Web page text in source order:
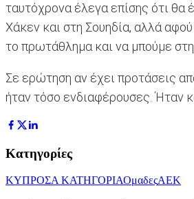
ταυτόχρονα έλεγα επίσης ότι θα
Χάκεν και στη Σουηδία, αλλά
το πρωτάθλημα και να μπούμε
Σε ερώτηση αν έχει προτάσεις
ήταν τόσο ενδιαφέρουσες. Ήταν
Κατηγορίες
ΚΥΠΡΟΣΑ ΚΑΤΗΓΟΡΙΑΟμαδεςΑΕΚ